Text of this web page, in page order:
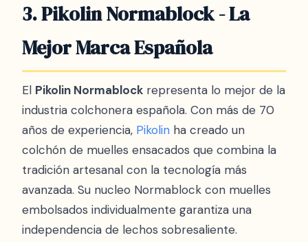
3. Pikolin Normablock - La
Mejor Marca Española
El Pikolin Normablock representa lo mejor de la
industria colchonera española. Con más de 70
años de experiencia, Pikolin ha creado un
colchón de muelles ensacados que combina la
tradición artesanal con la tecnología más
avanzada. Su nucleo Normablock con muelles
embolsados individualmente garantiza una
independencia de lechos sobresaliente.